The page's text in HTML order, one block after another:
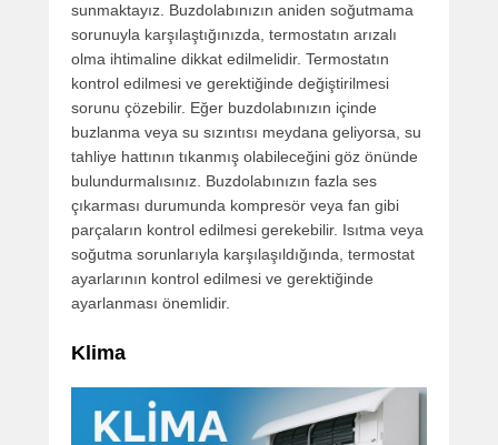
sunmaktayız. Buzdolabınızın aniden soğutmama
sorunuyla karşılaştığınızda, termostatın arızalı
olma ihtimaline dikkat edilmelidir. Termostatın
kontrol edilmesi ve gerektiğinde değiştirilmesi
sorunu çözebilir. Eğer buzdolabınızın içinde
buzlanma veya su sızıntısı meydana geliyorsa, su
tahliye hattının tıkanmış olabileceğini göz önünde
bulundurmalısınız. Buzdolabınızın fazla ses
çıkarması durumunda kompresör veya fan gibi
parçaların kontrol edilmesi gerekebilir. Isıtma veya
soğutma sorunlarıyla karşılaşıldığında, termostat
ayarlarının kontrol edilmesi ve gerektiğinde
ayarlanması önemlidir.
Klima